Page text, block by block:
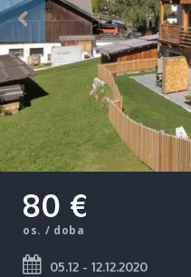
80 €
os. / doba
05.12 - 12.12.2020